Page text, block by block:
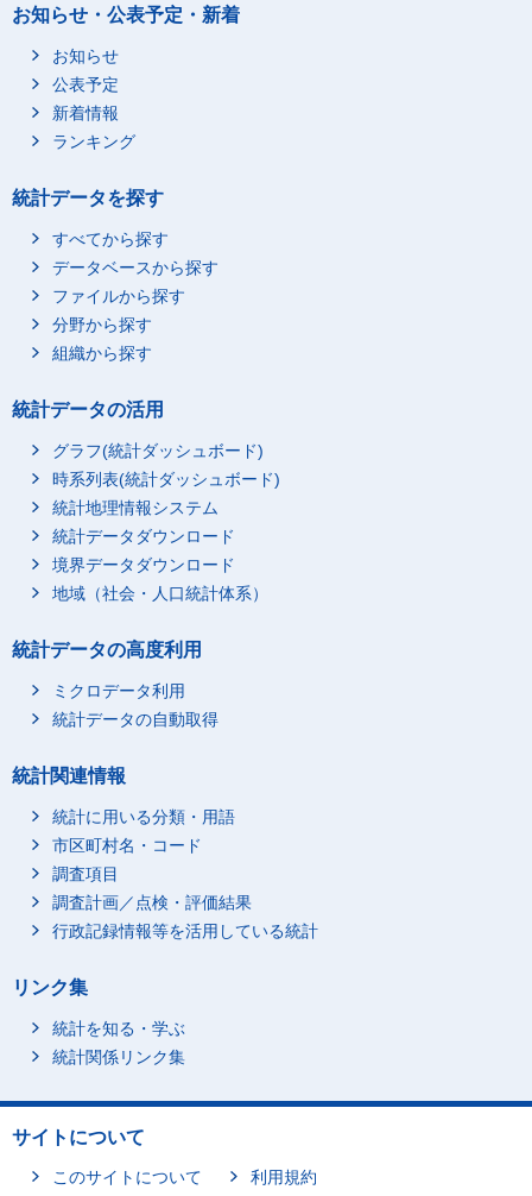
お知らせ・公表予定・新着
お知らせ
公表予定
新着情報
ランキング
統計データを探す
すべてから探す
データベースから探す
ファイルから探す
分野から探す
組織から探す
統計データの活用
グラフ(統計ダッシュボード)
時系列表(統計ダッシュボード)
統計地理情報システム
統計データダウンロード
境界データダウンロード
地域（社会・人口統計体系）
統計データの高度利用
ミクロデータ利用
統計データの自動取得
統計関連情報
統計に用いる分類・用語
市区町村名・コード
調査項目
調査計画／点検・評価結果
行政記録情報等を活用している統計
リンク集
統計を知る・学ぶ
統計関係リンク集
サイトについて
このサイトについて 利用規約